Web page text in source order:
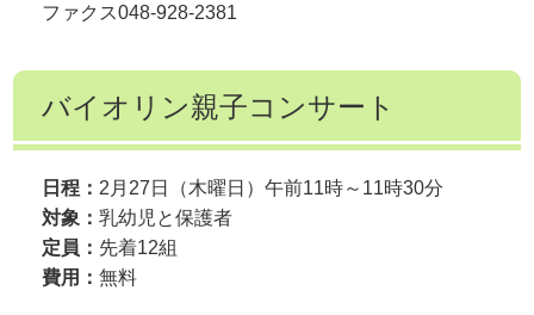
ファクス048-928-2381
バイオリン親子コンサート
日程：2月27日（木曜日）午前11時～11時30分
対象：乳幼児と保護者
定員： 先着12組
費用：無料